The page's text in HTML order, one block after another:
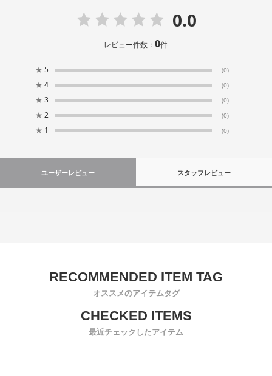
0.0
レビュー件数：0件
★ 5 (0)
★ 4 (0)
★ 3 (0)
★ 2 (0)
★ 1 (0)
ユーザーレビュー スタッフレビュー
オススメのアイテムタグ
最近チェックしたアイテム